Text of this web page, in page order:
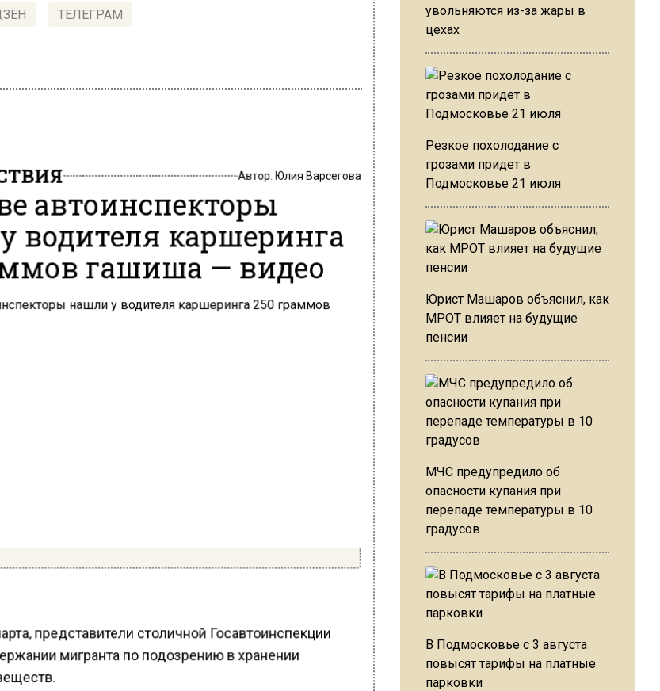
ТЕЛЕГРАМ
Автор:Юлия Варсегова
автоинспекторы
водителя каршеринга
гашиша — видео
представители столичной Госавтоинспекции
мигранта по подозрению в хранении
увольняются из-за жары в
цехах
Резкое похолодание с
грозами придет в
Подмосковье 21 июля
Юрист Машаров объяснил, как
МРОТ влияет на будущие
пенсии
МЧС предупредило об
опасности купания при
перепаде температуры в 10
градусов
В Подмосковье с 3 августа
повысят тарифы на платные
парковки